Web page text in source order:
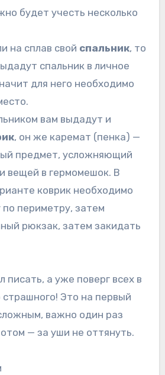
будет учесть несколько
на сплав свой спальник, то
спальник в личное
для него необходимо
вам выдадут и
, он же каремат (пенка) —
предмет, усложняющий
вещей в гермомешок. В
коврик необходимо
по периметру, затем
рюкзак, затем закидать
писать, а уже поверг всех в
страшного! Это на первый
важно один раз
— за уши не оттянуть.